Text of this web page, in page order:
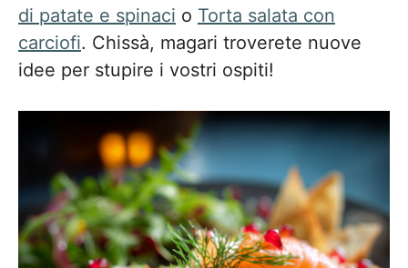
di patate e spinaci o Torta salata con
carciofi. Chissà, magari troverete nuove
idee per stupire i vostri ospiti!